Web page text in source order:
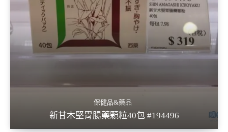
保健品&藥品
新甘木堅胃腸藥顆粒40包 #194496